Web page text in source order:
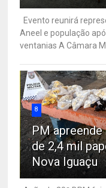
Evento reunirá
Aneel e população
ventanias A Câmara
8
PM
de 2,4 mil
Nova Iguaçu